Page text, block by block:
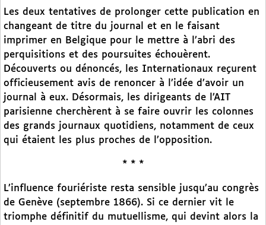
Les deux tentatives de prolonger cette publication en
changeant de titre du journal et en le faisant
imprimer en Belgique pour le mettre à l’abri des
perquisitions et des poursuites échouèrent.
Découverts ou dénoncés, les Internationaux reçurent
officieusement avis de renoncer à l’idée d’avoir un
journal à eux. Désormais, les dirigeants de l’AIT
parisienne cherchèrent à se faire ouvrir les colonnes
des grands journaux quotidiens, notamment de ceux
qui étaient les plus proches de l’opposition.
* * *
L’influence fouriériste resta sensible jusqu’au congrès
de Genève (septembre 1866). Si ce dernier vit le
triomphe définitif du mutuellisme, qui devint alors la